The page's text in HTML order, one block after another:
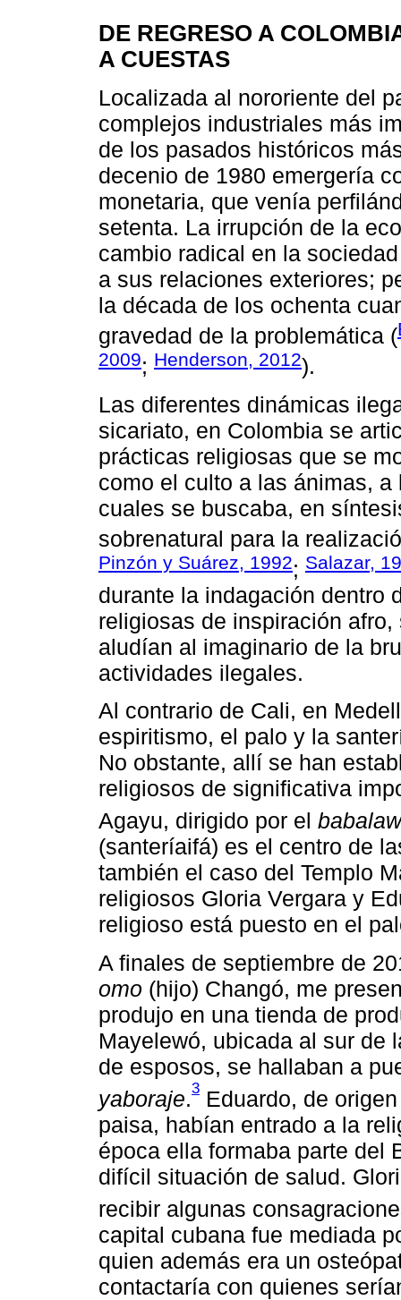
DE REGRESO A
A CUESTAS
Localizada al nororiente del
complejos industriales más
de los pasados históricos
decenio de 1980 emergería
monetaria, que venía
setenta. La irrupción de la
cambio radical en la
a sus relaciones exteriores;
la década de los ochenta
gravedad de la problemática (
2009; Henderson, 2012).
Las diferentes dinámicas
sicariato, en Colombia se
prácticas religiosas que se
como el culto a las ánimas,
cuales se buscaba, en
sobrenatural para la
Pinzón y Suárez, 1992; Salazar,
durante la indagación dentro
religiosas de inspiración
aludían al imaginario de la
actividades ilegales.
Al contrario de Cali, en
espiritismo, el palo y la
No obstante, allí se han
religiosos de significativa
Agayu, dirigido por el
(santeríaifá) es el centro de
también el caso del Templo
religiosos Gloria Vergara y
religioso está puesto en el
A finales de septiembre de
omo (hijo) Changó, me
produjo en una tienda de
Mayelewó, ubicada al sur de
de esposos, se hallaban a
yaboraje.3 Eduardo, de
paisa, habían entrado a la
época ella formaba parte del
difícil situación de salud.
recibir algunas
capital cubana fue mediada
quien además era un
contactaría con quienes